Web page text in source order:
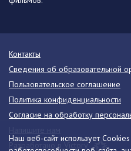
Наш веб-сайт использует
Контакты
Сведения об образовательной
Пользовательское соглашение
Политика конфиденциальности
Согласие на обработку
Разработано в Victory